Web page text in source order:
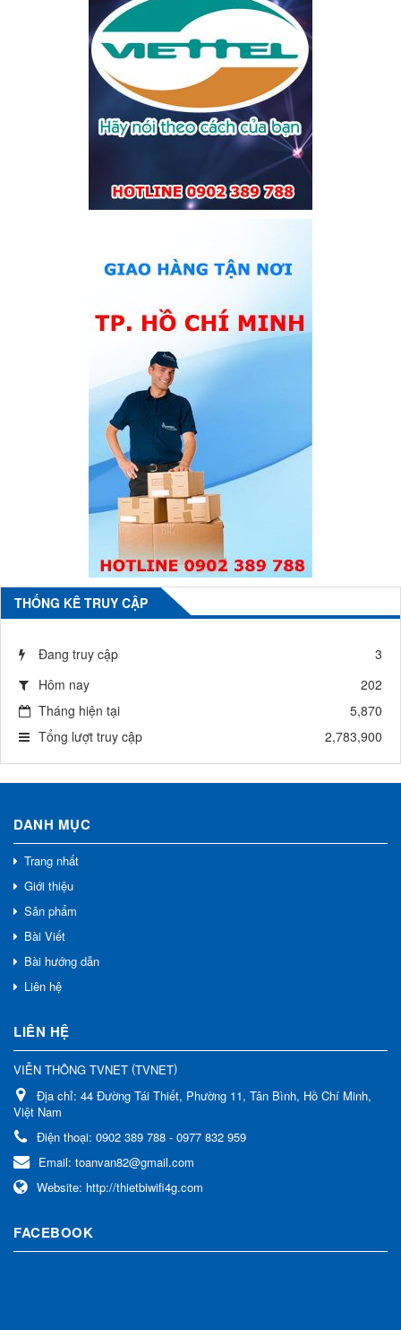
THỐNG KÊ TRUY CẬP
Đang truy cập
3
Hôm nay
202
Tháng hiện tại
5,870
Tổng lượt truy cập
2,783,900
DANH MỤC
Trang nhất
Giới thiệu
Sản phẩm
Bài Viết
Bài hướng dẫn
Liên hệ
LIÊN HỆ
VIỄN THÔNG TVNET (TVNET)
Địa chỉ: 44 Đường Tái Thiết, Phường 11, Tân Bình, Hồ Chí Minh,
Việt Nam
Điện thoại: 0902 389 788 - 0977 832 959
Email: toanvan82@gmail.com
Website: http://thietbiwifi4g.com
FACEBOOK